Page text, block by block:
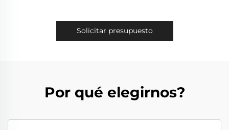
Solicitar presupuesto
Por qué elegirnos?